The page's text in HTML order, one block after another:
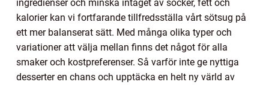
ingredienser och minska intaget av socker, fett och
kalorier kan vi fortfarande tillfredsställa vårt sötsug på
ett mer balanserat sätt. Med många olika typer och
variationer att välja mellan finns det något för alla
smaker och kostpreferenser. Så varför inte ge nyttiga
desserter en chans och upptäcka en helt ny värld av